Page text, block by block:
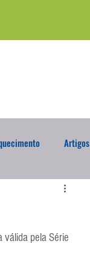
Artigos
Compra Exterior
Enquete
válida pela Série